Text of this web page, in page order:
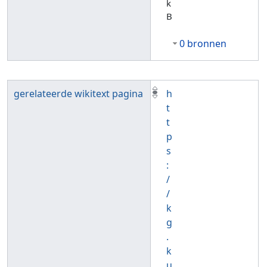
k
B
0 bronnen
gerelateerde wikitext pagina
h
t
t
p
s
:
/
/
k
g
.
k